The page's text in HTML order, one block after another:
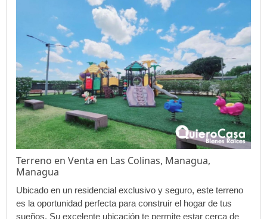
Terreno en Venta en Las Colinas, Managua,
Managua
Ubicado en un residencial exclusivo y seguro, este terreno
es la oportunidad perfecta para construir el hogar de tus
sueños. Su excelente ubicación te permite estar cerca de